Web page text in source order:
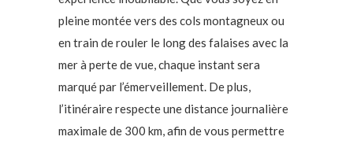
pleine montée vers des cols montagneux ou
en train de rouler le long des falaises avec la
mer à perte de vue, chaque instant sera
marqué par l’émerveillement. De plus,
l’itinéraire respecte une distance journalière
maximale de 300 km, afin de vous permettre